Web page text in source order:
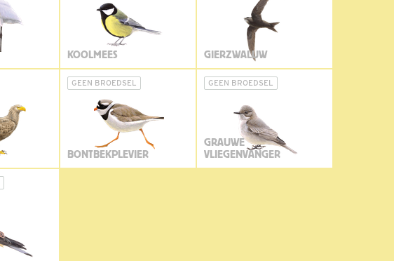
KOOLMEES GIERZWALUW
GEEN BROEDSEL
BONTBEKPLEVIER
GEEN BROEDSEL
GRAUWE
VLIEGENVANGER